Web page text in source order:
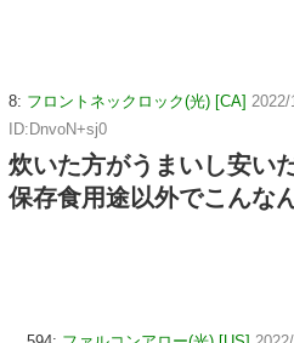
8: フロントネックロック(光) [CA]
ID:DnvoN+sj0
炊いた方がうまいし安い
保存食用途以外でこんな